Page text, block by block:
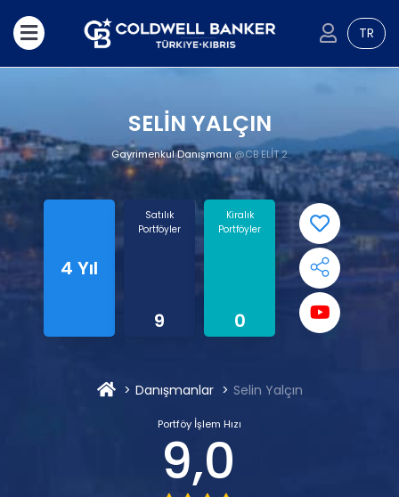
TR
SELİN YALÇIN
Gayrimenkul Danışmanı@CB ELİT 2
4 Yıl
Satılık
Portföyler
9
Kiralık
Portföyler
0
Danışmanlar Selin Yalçın
Portföy İşlem Hızı
9,0